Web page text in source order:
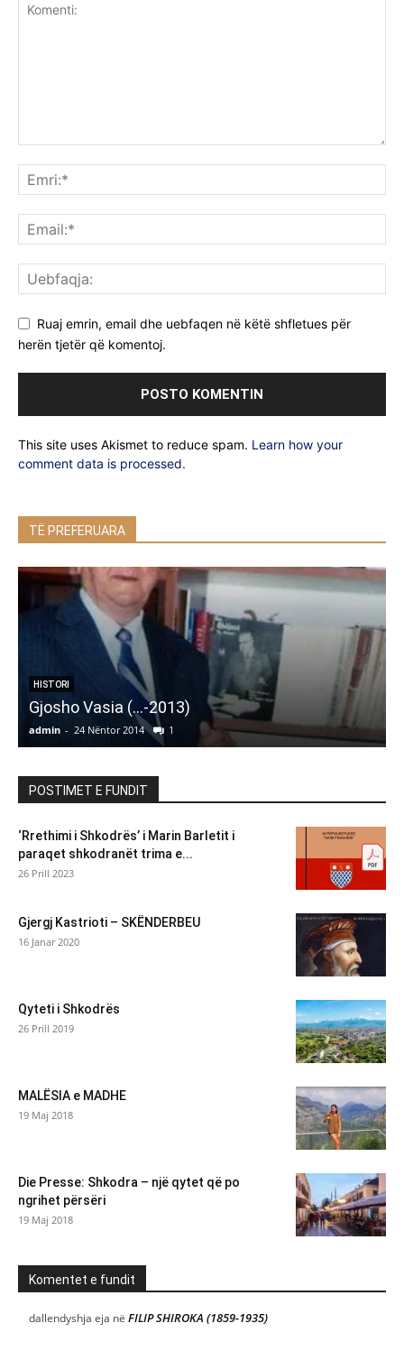
Ruaj emrin, email dhe uebfaqen në këtë shfletues për
herën tjetër që komentoj.
This site uses Akismet to reduce spam. Learn how your
comment data is processed.
TË PREFERUARA
HISTORI
Gjosho Vasia (…-2013)
admin - 24 Nëntor 2014 1
POSTIMET E FUNDIT
‘Rrethimi i Shkodrës’ i Marin Barletit i
paraqet shkodranët trima e...
26 Prill 2023
Gjergj Kastrioti – SKËNDERBEU
16 Janar 2020
Qyteti i Shkodrës
26 Prill 2019
MALËSIA e MADHE
19 Maj 2018
Die Presse: Shkodra – një qytet që po
ngrihet përsëri
19 Maj 2018
Komentet e fundit
dallendyshja eja në FILIP SHIROKA (1859-1935)